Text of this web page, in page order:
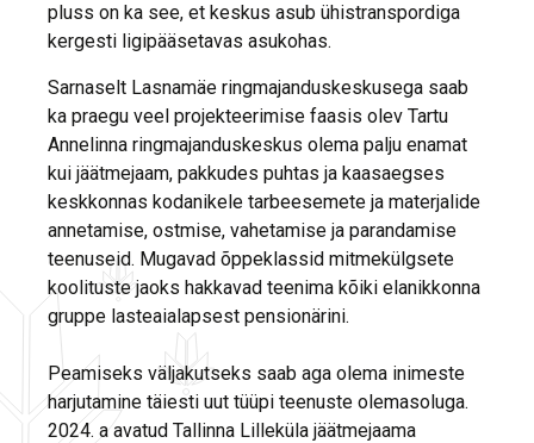
pluss on ka see, et keskus asub ühistranspordiga
kergesti ligipääsetavas asukohas.
Sarnaselt Lasnamäe ringmajanduskeskusega saab
ka praegu veel projekteerimise faasis olev Tartu
Annelinna ringmajanduskeskus olema palju enamat
kui jäätmejaam, pakkudes puhtas ja kaasaegses
keskkonnas kodanikele tarbeesemete ja materjalide
annetamise, ostmise, vahetamise ja parandamise
teenuseid. Mugavad õppeklassid mitmekülgsete
koolituste jaoks hakkavad teenima kõiki elanikkonna
gruppe lasteaialapsest pensionärini.
Peamiseks väljakutseks saab aga olema inimeste
harjutamine täiesti uut tüüpi teenuste olemasoluga.
2024. a avatud Tallinna Lilleküla jäätmejaama